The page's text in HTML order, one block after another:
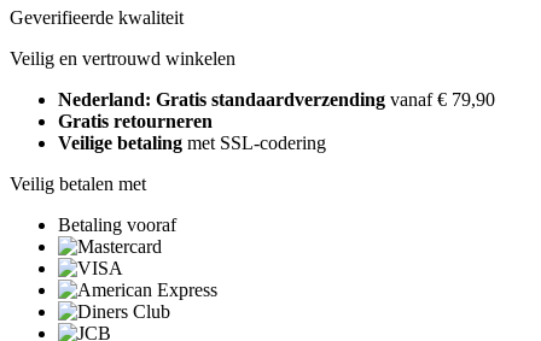
Geverifieerde kwaliteit
Veilig en vertrouwd winkelen
Nederland: Gratis standaardverzending vanaf € 79,90
Gratis retourneren
Veilige betaling met SSL-codering
Veilig betalen met
Betaling vooraf